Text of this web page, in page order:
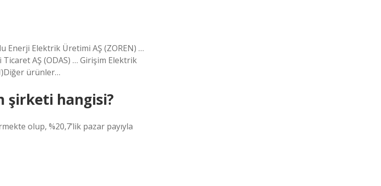
Enerji Elektrik Üretimi AŞ (ZOREN) …
AŞ (ODAS) … Girişim Elektrik
ürünler…
şirketi hangisi?
olup, %20,7’lik pazar payıyla